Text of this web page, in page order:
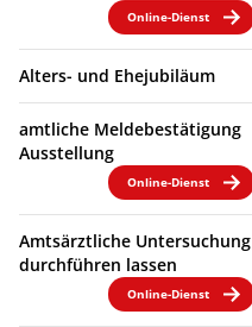
Online-Dienst
Alters- und Ehejubiläum
amtliche Meldebestätigung
Ausstellung
Online-Dienst
Amtsärztliche Untersuchung
durchführen lassen
Online-Dienst